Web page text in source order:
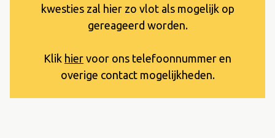
kwesties zal hier zo vlot als mogelijk op
gereageerd worden.
Klik hier voor ons telefoonnummer en
overige contact mogelijkheden.